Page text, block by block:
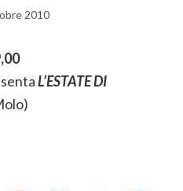
2010
L’ESTATE DI